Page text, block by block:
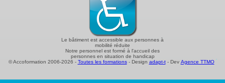
Le bâtiment est accessible aux personnes à
mobilité réduite
Notre personnel est formé à l'accueil des
personnes en situation de handicap
© Accoformation 2006-2026 - Toutes les formations- Design adapt-t- Dev Agence TTMO